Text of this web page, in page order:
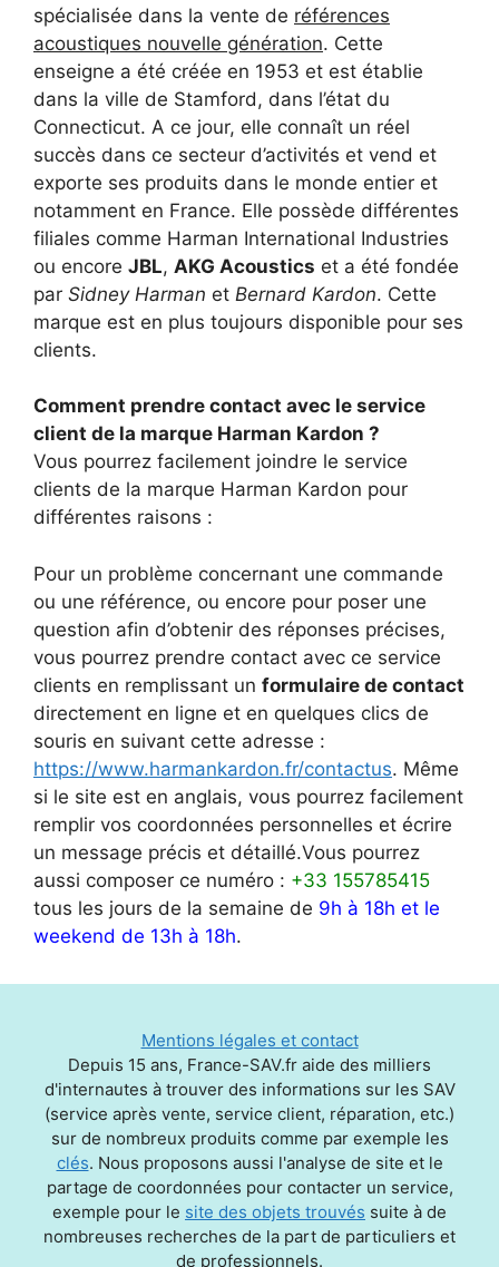
spécialisée dans la vente de références
acoustiques nouvelle génération. Cette
enseigne a été créée en 1953 et est établie
dans la ville de Stamford, dans l’état du
Connecticut. A ce jour, elle connaît un réel
succès dans ce secteur d’activités et vend et
exporte ses produits dans le monde entier et
notamment en France. Elle possède différentes
filiales comme Harman International Industries
ou encore JBL, AKG Acoustics et a été fondée
par Sidney Harman et Bernard Kardon. Cette
marque est en plus toujours disponible pour ses
clients.
Comment prendre contact avec le service
client de la marque Harman Kardon ?
Vous pourrez facilement joindre le service
clients de la marque Harman Kardon pour
différentes raisons :
Pour un problème concernant une commande
ou une référence, ou encore pour poser une
question afin d’obtenir des réponses précises,
vous pourrez prendre contact avec ce service
clients en remplissant un formulaire de contact
directement en ligne et en quelques clics de
souris en suivant cette adresse :
https://www.harmankardon.fr/contactus. Même
si le site est en anglais, vous pourrez facilement
remplir vos coordonnées personnelles et écrire
un message précis et détaillé.Vous pourrez
aussi composer ce numéro : +33 155785415
tous les jours de la semaine de 9h à 18h et le
weekend de 13h à 18h.
Mentions légales et contact
Depuis 15 ans, France-SAV.fr aide des milliers
d'internautes à trouver des informations sur les SAV
(service après vente, service client, réparation, etc.)
sur de nombreux produits comme par exemple les
clés. Nous proposons aussi l'analyse de site et le
partage de coordonnées pour contacter un service,
exemple pour le site des objets trouvés suite à de
nombreuses recherches de la part de particuliers et
de professionnels.